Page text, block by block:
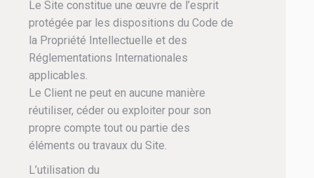
Le Site constitue une œuvre de l’esprit
protégée par les dispositions du Code de
la Propriété Intellectuelle et des
Réglementations Internationales
applicables.
Le Client ne peut en aucune manière
réutiliser, céder ou exploiter pour son
propre compte tout ou partie des
éléments ou travaux du Site.
L’utilisation du